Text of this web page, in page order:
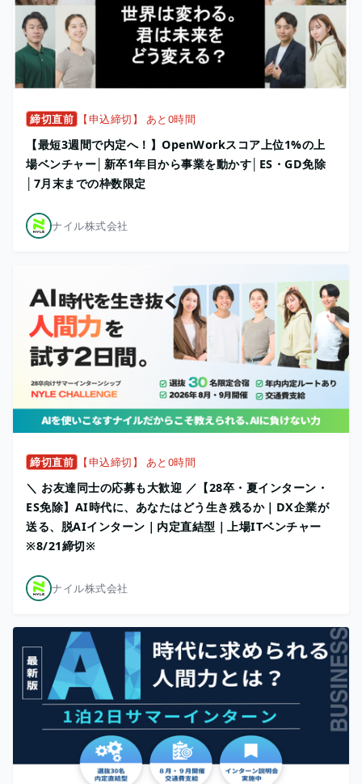
締切直前 【申込締切】 あと0時間
【最短3週間で内定へ！】OpenWorkスコア上位1%の上
場ベンチャー│新卒1年目から事業を動かす│ES・GD免除
│7月末までの枠数限定
ナイル株式会社
締切直前 【申込締切】 あと0時間
＼ お友達同士の応募も大歓迎 ／【28卒・夏インターン・
ES免除】AI時代に、あなたはどう生き残るか｜DX企業が
送る、脱AIインターン｜内定直結型｜上場ITベンチャー
※8/21締切※
ナイル株式会社